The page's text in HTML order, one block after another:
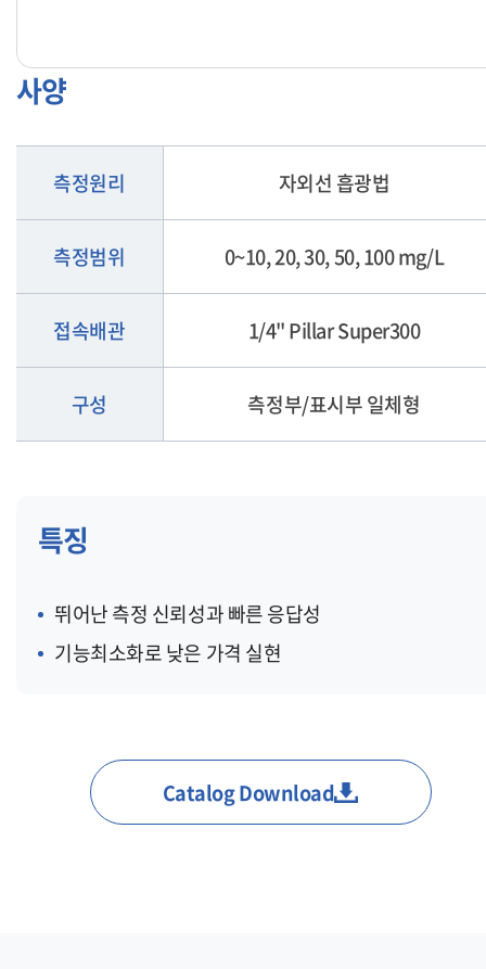
사양
측정원리 자외선 흡광법
측정범위 0~10, 20, 30, 50, 100 mg/L
접속배관 1/4" Pillar Super300
구성 측정부/표시부 일체형
특징
뛰어난 측정 신뢰성과 빠른 응답성
기능최소화로 낮은 가격 실현
Catalog Download